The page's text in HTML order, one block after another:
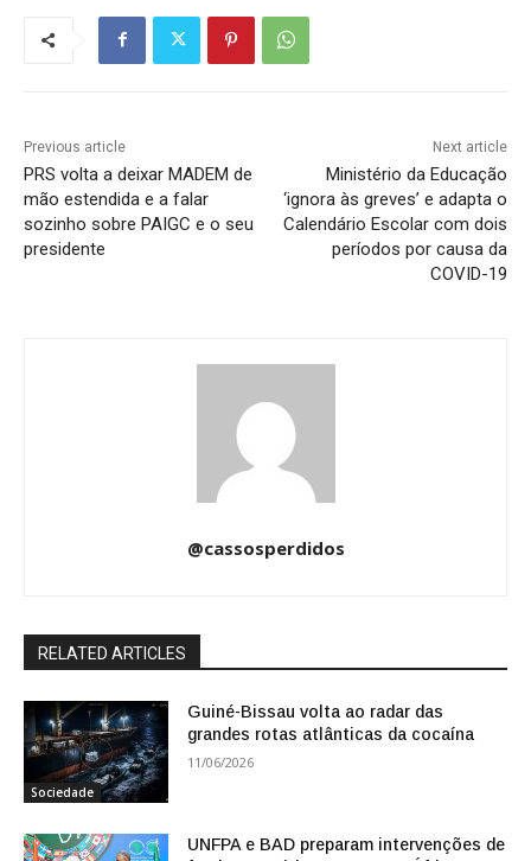
Previous article
PRS volta a deixar MADEM de
mão estendida e a falar
sozinho sobre PAIGC e o seu
presidente
Next article
Ministério da Educação
‘ignora às greves’ e adapta o
Calendário Escolar com dois
períodos por causa da
COVID-19
@cassosperdidos
RELATED ARTICLES
Sociedade
Guiné-Bissau volta ao radar das
grandes rotas atlânticas da cocaína
11/06/2026
UNFPA e BAD preparam intervenções de